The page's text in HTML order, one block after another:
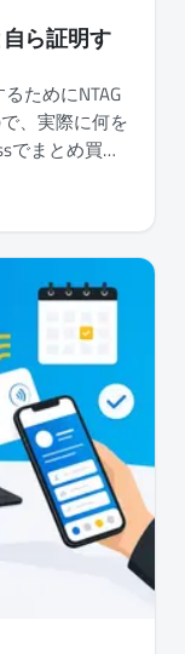
自ら証明す
ためにNTAG
、実際に何を
でまとめ買い
を後付けし
Toolsは
検証し、そし
べてのファ
まで。